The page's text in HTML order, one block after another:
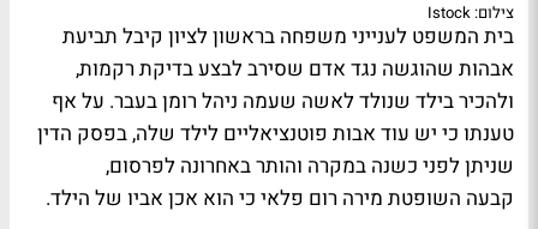
צילום: Istock
בית המשפט לענייני משפחה בראשון לציון קיבל תביעת
אבהות שהוגשה נגד אדם שסירב לבצע בדיקת רקמות,
ולהכיר בילד שנולד לאשה שעמה ניהל רומן בעבר. על אף
טענתו כי יש עוד אבות פוטנציאליים לילד שלה, בפסק הדין
שניתן לפני כשנה במקרה והותר באחרונה לפרסום,
קבעה השופטת מירה רום פלאי כי הוא אכן אביו של הילד.